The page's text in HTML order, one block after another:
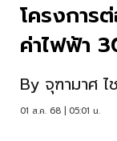
โครงการ
ค่าไฟฟ้า
By จุฑามาศ
01 ส.ค. 68 | 05:01 น.